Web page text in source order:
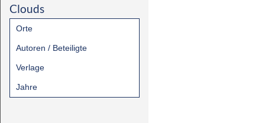
Clouds
Orte
Autoren / Beteiligte
Verlage
Jahre